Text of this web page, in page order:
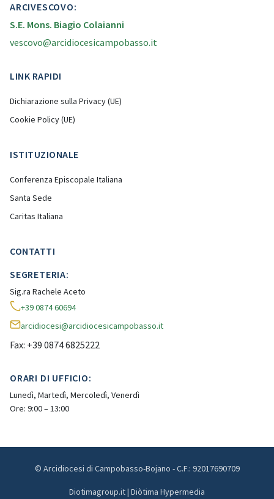
ARCIVESCOVO:
S.E. Mons. Biagio Colaianni
vescovo@arcidiocesicampobasso.it
LINK RAPIDI
Dichiarazione sulla Privacy (UE)
Cookie Policy (UE)
ISTITUZIONALE
Conferenza Episcopale Italiana
Santa Sede
Caritas Italiana
CONTATTI
SEGRETERIA:
Sig.ra Rachele Aceto
+39 0874 60694
arcidiocesi@arcidiocesicampobasso.it
Fax: +39 0874 6825222
ORARI DI UFFICIO:
Lunedì, Martedì, Mercoledì, Venerdì
Ore: 9:00 – 13:00
© Arcidiocesi di Campobasso-Bojano - C.F.: 92017690709
Diotimagroup.it | Diòtima Hypermedia